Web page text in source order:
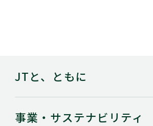
JTと、ともに
事業・ サステナビリティ